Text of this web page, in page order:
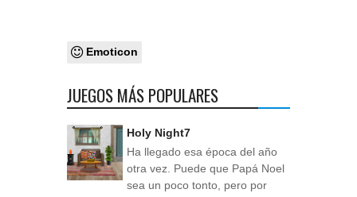
Emoticon
JUEGOS MÁS POPULARES
Holy Night7
Ha llegado esa época del año
otra vez. Puede que Papá Noel
sea un poco tonto, pero por